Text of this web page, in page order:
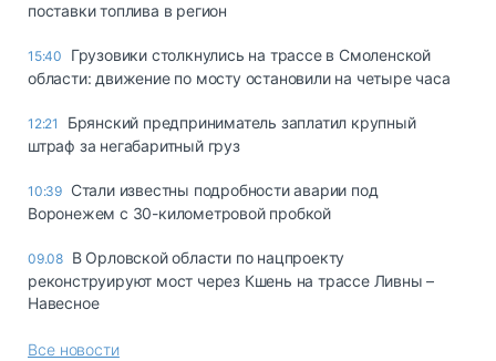
поставки топлива в регион
15:40
Грузовики столкнулись на трассе в Смоленской
области: движение по мосту остановили на четыре часа
12:21
Брянский предприниматель заплатил крупный
штраф за негабаритный груз
10:39 Стали известны подробности аварии под
Воронежем с 30-километровой пробкой
09.08 В Орловской области по нацпроекту
реконструируют мост через Кшень на трассе Ливны –
Навесное
Все новости